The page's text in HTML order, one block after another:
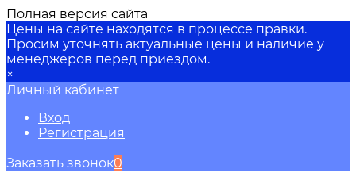
Полная версия сайта
Цены на сайте находятся в процессе правки.
Просим уточнять актуальные цены и наличие у
менеджеров перед приездом.
×
Личный кабинет
Вход
Регистрация
Заказать звонок0